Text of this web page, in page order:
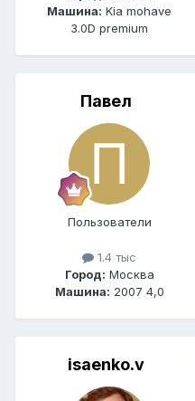
Машина: Kia mohave
3.0D premium
Павел
Пользователи
1.4 тыс
Город: Москва
Машина: 2007 4,0
isaenko.v